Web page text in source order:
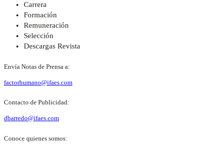
Carrera
Formación
Remuneración
Selección
Descargas Revista
Envía Notas de Prensa a:
factorhumano@ifaes.com
Contacto de Publicidad:
dbarredo@ifaes.com
Conoce quienes somos: